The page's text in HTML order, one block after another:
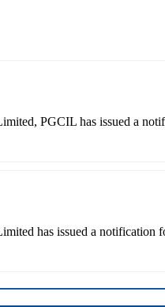
PGCIL has issued a
has issued a